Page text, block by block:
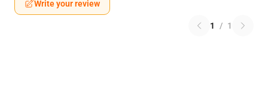
Write your review
1 / 1